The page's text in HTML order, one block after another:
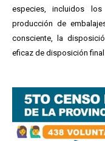
especies, incluidos
producción de
consciente, la
eficaz de disposición